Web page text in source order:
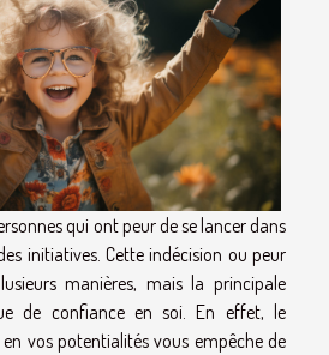
qui ont peur de se lancer dans
initiatives. Cette indécision ou peur
manières, mais la principale
de confiance en soi. En effet, le
vos potentialités vous empêche de